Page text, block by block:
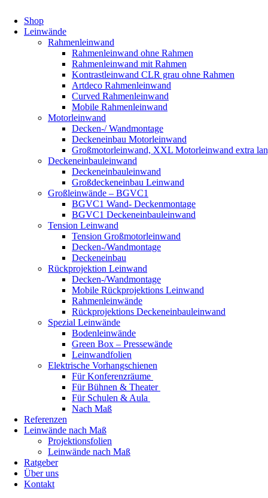
Shop
Leinwände
Rahmenleinwand
Rahmenleinwand ohne Rahmen
Rahmenleinwand mit Rahmen
Kontrastleinwand CLR grau ohne Rahmen
Artdeco Rahmenleinwand
Curved Rahmenleinwand
Mobile Rahmenleinwand
Motorleinwand
Decken-/ Wandmontage
Deckeneinbau Motorleinwand
Großmotorleinwand, XXL Motorleinwand extra
Deckeneinbauleinwand
Deckeneinbauleinwand
Großdeckeneinbau Leinwand
Großleinwände – BGVC1
BGVC1 Wand- Deckenmontage
BGVC1 Deckeneinbauleinwand
Tension Leinwand
Tension Großmotorleinwand
Decken-/Wandmontage
Deckeneinbau
Rückprojektion Leinwand
Decken-/Wandmontage
Mobile Rückprojektions Leinwand
Rahmenleinwände
Rückprojektions Deckeneinbauleinwand
Spezial Leinwände
Bodenleinwände
Green Box – Pressewände
Leinwandfolien
Elektrische Vorhangschienen
Für Konferenzräume
Für Bühnen & Theater
Für Schulen & Aula
Nach Maß
Referenzen
Leinwände nach Maß
Projektionsfolien
Leinwände nach Maß
Ratgeber
Über uns
Kontakt